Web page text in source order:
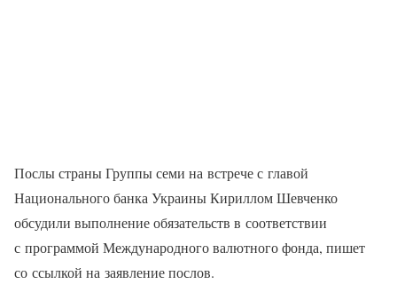
Послы страны Группы семи на встрече с главой
Национального банка Украины Кириллом Шевченко
обсудили выполнение обязательств в соответствии
с программой Международного валютного фонда, пишет
со ссылкой на заявление послов.